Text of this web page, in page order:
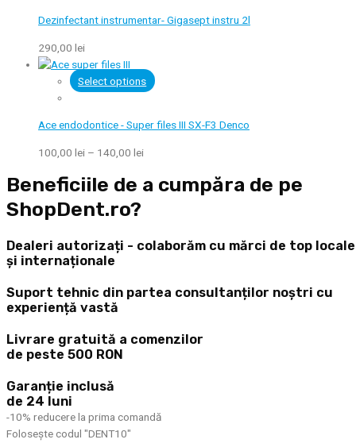
Dezinfectant instrumentar- Gigasept instru 2l
290,00 lei
Select options
Ace endodontice - Super files III SX-F3 Denco
100,00 lei – 140,00 lei
Beneficiile de a cumpăra de pe
ShopDent.ro?
Dealeri autorizați - colaborăm cu mărci de top locale
și internaționale
Suport tehnic din partea consultanților noștri cu
experiență vastă
Livrare gratuită a comenzilor
de peste 500 RON
Garanție inclusă
de 24 luni
-10% reducere la prima comandă
Folosește codul "DENT10"